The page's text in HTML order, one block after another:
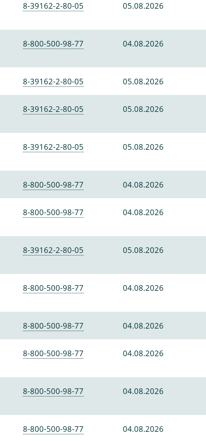
8-39162-2-80-05 05.08.2026
8-800-500-98-77 04.08.2026
8-39162-2-80-05 05.08.2026
8-39162-2-80-05 05.08.2026
8-39162-2-80-05 05.08.2026
8-800-500-98-77 04.08.2026
8-800-500-98-77 04.08.2026
8-39162-2-80-05 05.08.2026
8-800-500-98-77 04.08.2026
8-800-500-98-77 04.08.2026
8-800-500-98-77 04.08.2026
8-800-500-98-77 04.08.2026
8-800-500-98-77 04.08.2026